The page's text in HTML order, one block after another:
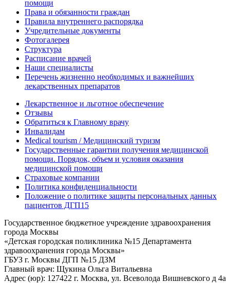
помощи
Права и обязанности граждан
Правила внутреннего распорядка
Учредительные документы
Фотогалерея
Структура
Расписание врачей
Наши специалисты
Перечень жизненно необходимых и важнейших
лекарственных препаратов
Лекарственное и льготное обеспечение
Отзывы
Обратиться к Главному врачу
Инвалидам
Medical tourism / Медицинский туризм
Государственные гарантии получения медицинской
помощи. Порядок, объем и условия оказания
медицинской помощи
Страховые компании
Политика конфиденциальности
Положение о политике защиты персональных данных
пациентов ДГП15
Государственное бюджетное учреждение здравоохранения
города Москвы
«Детская городская поликлиника №15 Департамента
здравоохранения города Москвы»
ГБУЗ г. Москвы ДГП №15 ДЗМ
Главный врач: Щукина Ольга Витальевна
Адрес (юр): 127422 г. Москва, ул. Всеволода Вишневского д 4а